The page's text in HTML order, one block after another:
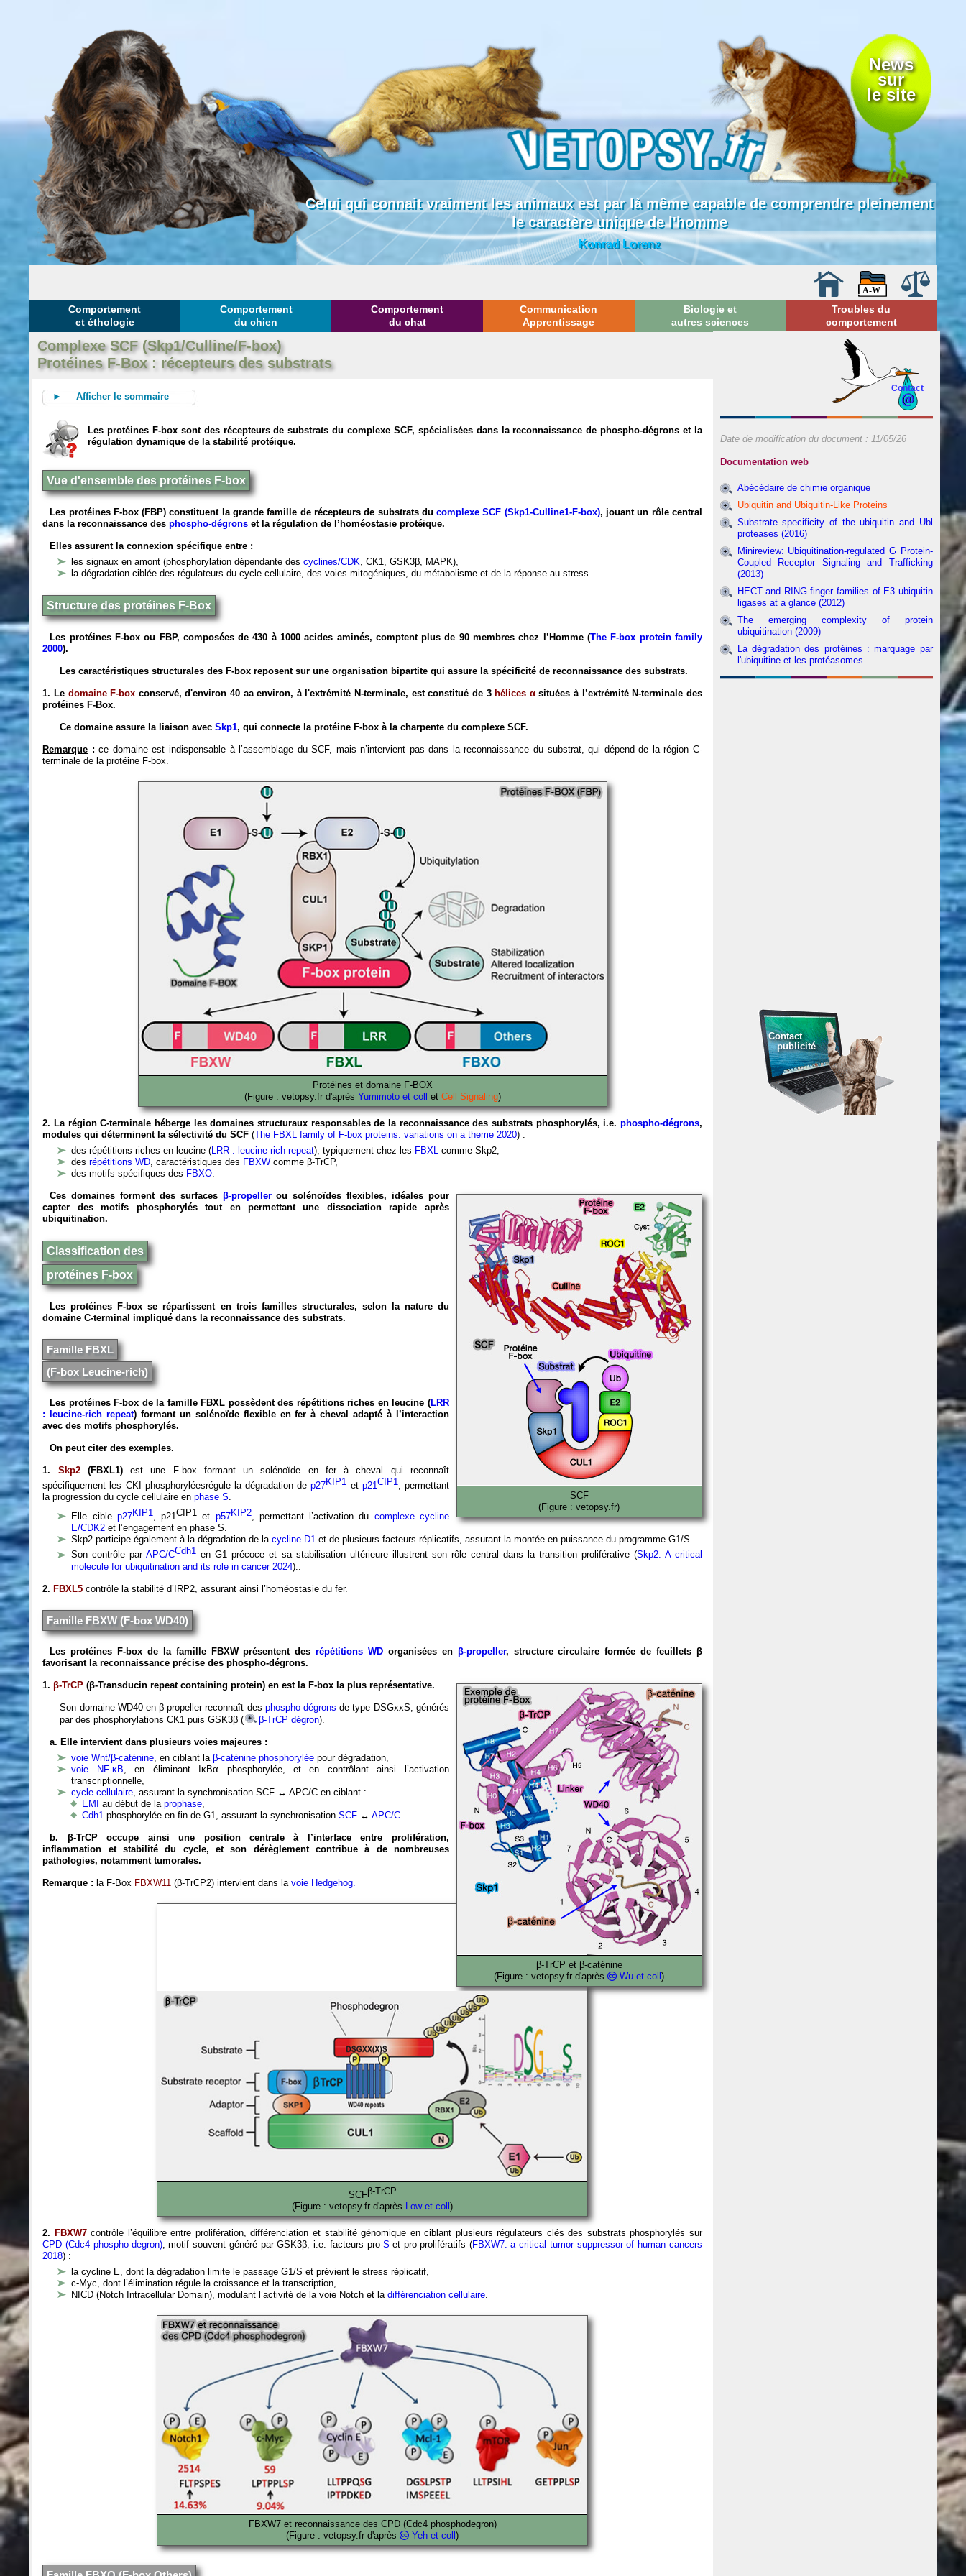
News
sur
le site
Celui qui connait vraiment les animaux est par là même capable de comprendre pleinement
le caractère unique de l'homme
Konrad Lorenz
Comportement
et éthologie
Comportement
du chien
Comportement
du chat
Communication
Apprentissage
Biologie et
autres sciences
Troubles du
comportement
Complexe SCF (Skp1/Culline/F-box)
Protéines F-Box : récepteurs des substrats
► Afficher le sommaire
Les protéines F-box sont des récepteurs de substrats du complexe SCF, spécialisées dans la reconnaissance de phospho-dégrons et la
régulation dynamique de la stabilité protéique.
Vue d'ensemble des protéines F-box
Les protéines F-box (FBP) constituent la grande famille de récepteurs de substrats ducomplexe SCF (Skp1-Culline1-F-box), jouant un rôle central
dans la reconnaissance desphospho-dégrons et la régulation de l’homéostasie protéique.
Elles assurent la connexion spécifique entre :
les signaux en amont (phosphorylation dépendante descyclines/CDK, CK1, GSK3β, MAPK),
la dégradation ciblée des régulateurs du cycle cellulaire, des voies mitogéniques, du métabolisme et de la réponse au stress.
Structure des protéines F-Box
Les protéines F-box ou FBP, composées de 430 à 1000 acides aminés, comptent plus de 90 membres chez l’Homme (The F-box protein family
2000).
Les caractéristiques structurales des F-box reposent sur une organisation bipartite qui assure la spécificité de reconnaissance des substrats.
1. Le domaine F-box conservé,d'environ 40 aa environ, à l'extrémité N-terminale, est constitué de 3 hélices αsituéesà l’extrémité N-terminale des
protéines F-Box.
Ce domaine assure la liaison avecSkp1, qui connecte la protéine F-box à la charpente du complexe SCF.
Remarque : ce domaine est indispensable à l’assemblage du SCF, mais n’intervient pas dans la reconnaissance du substrat, qui dépend de la région C-
terminale de la protéine F-box.
Protéines et domaine F-BOX
(Figure : vetopsy.fr d'après Yumimoto et coll et Cell Signaling)
2. La région C-terminale héberge les domaines structuraux responsables de la reconnaissance des substrats phosphorylés, i.e. phospho-dégrons,
modules qui déterminent la sélectivité du SCF (The FBXL family of F-box proteins: variations on a theme 2020) :
des répétitions riches en leucine( LRR : leucine-rich repeat), typiquement chez les FBXL
comme Skp2,
desrépétitions WD , caractéristiques des FBXW comme β-TrCP,
des motifs spécifiques des FBXO
SCF
(Figure : vetopsy.fr)
Ces domaines forment des surfaces β-propellerou solénoïdes flexibles, idéales pour
capter des motifs phosphorylés tout en permettant une dissociation rapide après
ubiquitination.
Classification des
protéines F-box
Les protéines F-box se répartissent en trois familles structurales, selon la nature du
domaine C-terminal impliqué dans la reconnaissance des substrats.
Famille FBXL
(F-box Leucine-rich)
Les protéines F-box de la famille FBXL possèdent des répétitions riches en leucine (LRR
: leucine-rich repeat) formant un solénoïde flexible en fer à cheval adapté à l’interaction
avec des motifs phosphorylés.
On peut citer des exemples.
1. Skp2(FBXL1)est une F-box formant un solénoïde en fer à cheval qui reconnaît
spécifiquement les CKI phosphoryléesrégule la dégradation de p27KIP1 et p21CIP1, permettant
la progression du cycle cellulaire enphase S.
Elle cible p27KIP1, p21CIP1 et p57KIP2, permettant l’activation du complexe cycline
E/CDK2 et l’engagement en phase S.
Skp2 participe également à la dégradation de lacycline D1 et de plusieurs facteurs réplicatifs, assurant la montée en puissance du programme G1/S.
Son contrôle parAPC/CCdh1 en G1 précoce et sa stabilisation ultérieure illustrent son rôle central dans la transition proliférative (Skp2: A critical
molecule for ubiquitination and its role in cancer 2024)..
2. FBXL5 contrôle la stabilité d’IRP2, assurant ainsi l’homéostasie du fer.
Famille FBXW (F-box WD40)
Les protéines F-box de la famille FBXW présentent desrépétitions WD organisées en β-propeller, structure circulaire formée de feuillets β
favorisant la reconnaissance précise des phospho-dégrons.
β-TrCP et β-caténine
(Figure : vetopsy.fr d'après
Wu et coll)
1.β-TrCP (β-Transducin repeat containing protein) en est la F-box la plus représentative.
Son domaine WD40 en β-propeller reconnaît des phospho-dégrons de type DSGxxS, générés
par des phosphorylations CK1 puis GSK3β (
β-TrCP dégron).
a. Elle intervient dans plusieurs voies majeures :
voie Wnt/β-caténine , en ciblant laβ-caténine phosphorylée pour dégradation,
voie NF-κB , en éliminant IκBα phosphorylée, et en contrôlant ainsi l’activation
transcriptionnelle,
cycle cellulaire , assurant la synchronisation SCF ↔ APC/C en ciblant :
EMI
au début de laprophase
Cdh1 phosphorylée en fin de G1, assurant la synchronisationSCF ↔APC/C
b. β-TrCP occupe ainsi une position centrale à l’interface entre prolifération,
inflammation et stabilité du cycle, et son dérèglement contribue à de nombreuses
pathologies, notamment tumorales.
Remarque : la F-Box FBXW11 (β-TrCP2) intervient dans lavoie Hedgehog.
SCFβ-TrCP
(Figure : vetopsy.fr d'après Low et coll)
2. FBXW7contrôle l’équilibre entre prolifération, différenciation et stabilité génomique en ciblant plusieurs régulateurs clés des substrats phosphorylés sur
CPD (Cdc4 phospho-degron), motif souvent généré par GSK3β, i.e. facteurs pro-S et pro-prolifératifs (FBXW7: a critical tumor suppressor of human cancers
2018) :
la cycline E, dont la dégradation limite le passage G1/S et prévient le stress réplicatif,
c-Myc, dont l’élimination régule la croissance et la transcription,
NICD (Notch Intracellular Domain), modulant l’activité de la voie Notch et ladifférenciation cellulaire.
FBXW7 et reconnaissance des CPD (Cdc4 phosphodegron)
(Figure : vetopsy.fr d'après
Yeh et coll)
Contact
Date de modification du document : 11/05/26
Documentation web
Abécédaire de chimie organique
Ubiquitin and Ubiquitin-Like Proteins
Substrate specificity of the ubiquitin and Ubl
proteases (2016)
Minireview: Ubiquitination-regulated G Protein-
Coupled Receptor Signaling and Trafficking
(2013)
HECT and RING finger families of E3 ubiquitin
ligases at a glance (2012)
The emerging complexity of protein
ubiquitination (2009)
La dégradation des protéines : marquage par
l'ubiquitine et les protéasomes
Contact
publicité